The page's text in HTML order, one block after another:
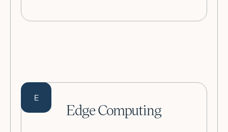
E
Edge Computing